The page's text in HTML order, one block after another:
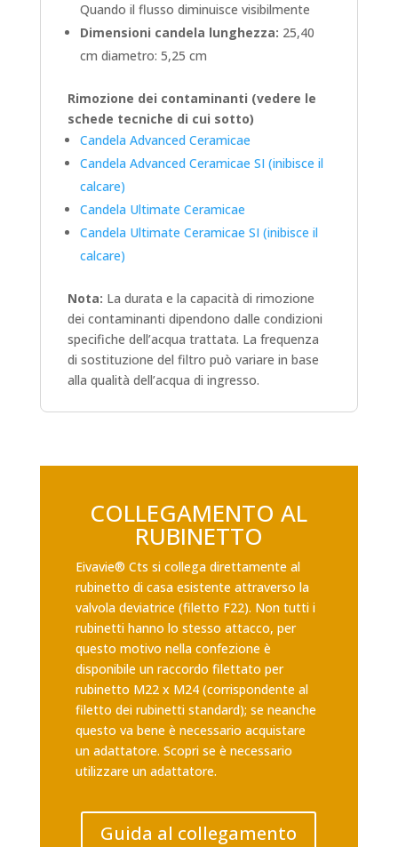
Quando il flusso diminuisce visibilmente
Dimensioni candela lunghezza: 25,40
cm diametro: 5,25 cm
Rimozione dei contaminanti (vedere le
schede tecniche di cui sotto)
Candela Advanced Ceramicae
Candela Advanced Ceramicae SI (inibisce il
calcare)
Candela Ultimate Ceramicae
Candela Ultimate Ceramicae SI (inibisce il
calcare)
Nota: La durata e la capacità di rimozione
dei contaminanti dipendono dalle condizioni
specifiche dell’acqua trattata. La frequenza
di sostituzione del filtro può variare in base
alla qualità dell’acqua di ingresso.
COLLEGAMENTO AL
RUBINETTO
Eivavie® Cts si collega direttamente al
rubinetto di casa esistente attraverso la
valvola deviatrice (filetto F22). Non tutti i
rubinetti hanno lo stesso attacco, per
questo motivo nella confezione è
disponibile un raccordo filettato per
rubinetto M22 x M24 (corrispondente al
filetto dei rubinetti standard); se neanche
questo va bene è necessario acquistare
un adattatore. Scopri se è necessario
utilizzare un adattatore.
Guida al collegamento